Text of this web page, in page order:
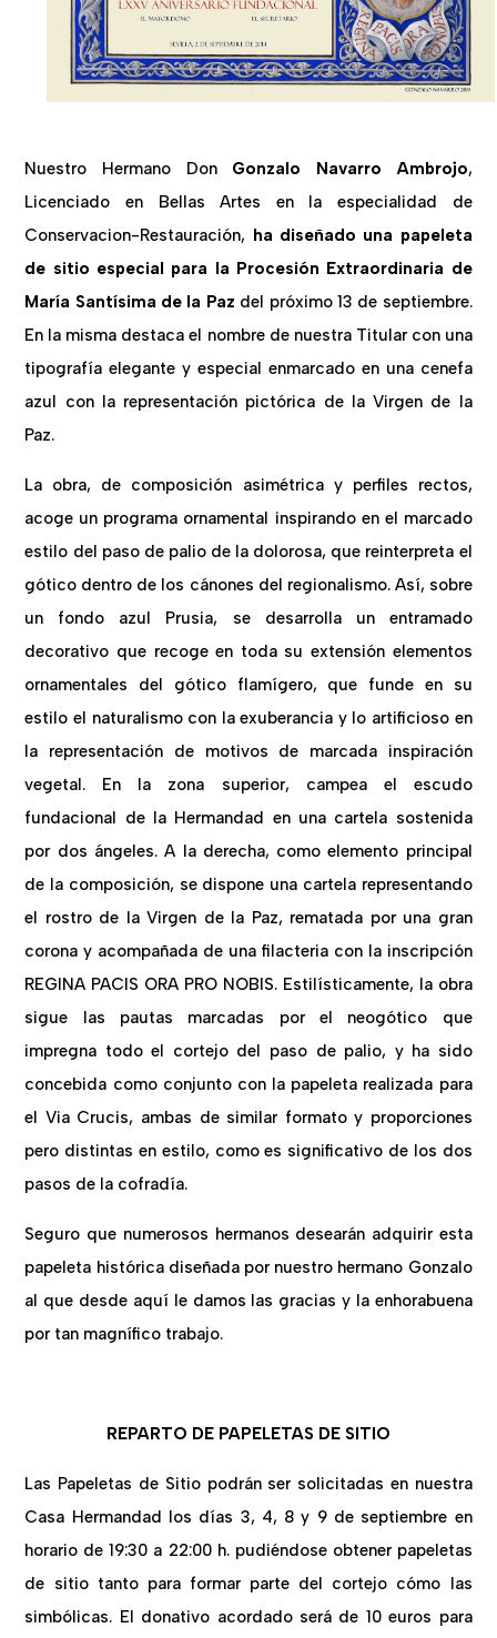
Nuestro Hermano Don Gonzalo Navarro Ambrojo,
Licenciado en Bellas Artes en la especialidad de
Conservacion-Restauración, ha diseñado una papeleta
de sitio especial para la Procesión Extraordinaria de
María Santísima de la Paz del próximo 13 de septiembre.
En la misma destaca el nombre de nuestra Titular con una
tipografía elegante y especial enmarcado en una cenefa
azul con la representación pictórica de la Virgen de la
Paz.
La obra, de composición asimétrica y perfiles rectos,
acoge un programa ornamental inspirando en el marcado
estilo del paso de palio de la dolorosa, que reinterpreta el
gótico dentro de los cánones del regionalismo. Así, sobre
un fondo azul Prusia, se desarrolla un entramado
decorativo que recoge en toda su extensión elementos
ornamentales del gótico flamígero, que funde en su
estilo el naturalismo con la exuberancia y lo artificioso en
la representación de motivos de marcada inspiración
vegetal. En la zona superior, campea el escudo
fundacional de la Hermandad en una cartela sostenida
por dos ángeles. A la derecha, como elemento principal
de la composición, se dispone una cartela representando
el rostro de la Virgen de la Paz, rematada por una gran
corona y acompañada de una filacteria con la inscripción
REGINA PACIS ORA PRO NOBIS. Estilísticamente, la obra
sigue las pautas marcadas por el neogótico que
impregna todo el cortejo del paso de palio, y ha sido
concebida como conjunto con la papeleta realizada para
el Via Crucis, ambas de similar formato y proporciones
pero distintas en estilo, como es significativo de los dos
pasos de la cofradía.
Seguro que numerosos hermanos desearán adquirir esta
papeleta histórica diseñada por nuestro hermano Gonzalo
al que desde aquí le damos las gracias y la enhorabuena
por tan magnífico trabajo.
REPARTO DE PAPELETAS DE SITIO
Las Papeletas de Sitio podrán ser solicitadas en nuestra
Casa Hermandad los días 3, 4, 8 y 9 de septiembre en
horario de 19:30 a 22:00 h. pudiéndose obtener papeletas
de sitio tanto para formar parte del cortejo cómo las
simbólicas. El donativo acordado será de 10 euros para